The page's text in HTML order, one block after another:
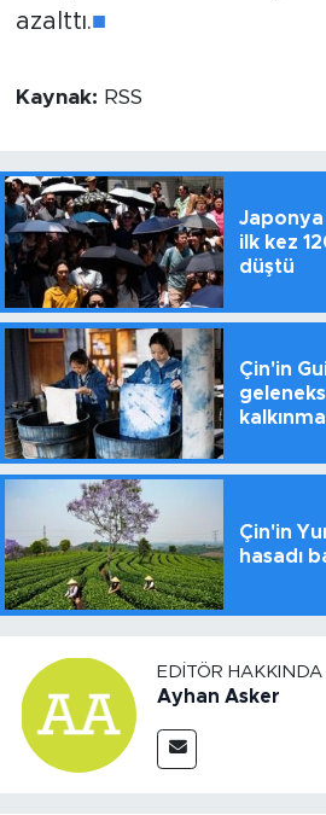
azalttı.■
Kaynak: RSS
Japonya
ilk kez
düştü
Çin'in
Çin'in
hasadı
EDITÖR HAKKINDA
Ayhan Asker